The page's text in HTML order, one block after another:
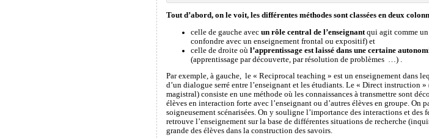
Tout d’abord, on le voit, les différentes méthodes sont classées en deux
celle de gauche avec un rôle central de l’enseignantqui agit comme un
confondre avec un enseignement frontal ou expositif) et
celle de droite où l’apprentissage est laissé dans une certaine
(apprentissage par découverte, par résolution de problèmes …) .
Par exemple, à gauche, le « Reciprocal teaching » est un enseignement dans
d’un dialogue serré entre l’enseignant et les étudiants. Le « Direct instruction
magistral) consiste en une méthode où les connaissances à transmettre sont
élèves en interaction forte avec l’enseignant ou d’autres élèves en groupe. On
soigneusement scénarisées. On y souligne l’importance des interactions et des
retrouve l’enseignement sur la base de différentes situations de recherche
grande des élèves dans la construction des savoirs.